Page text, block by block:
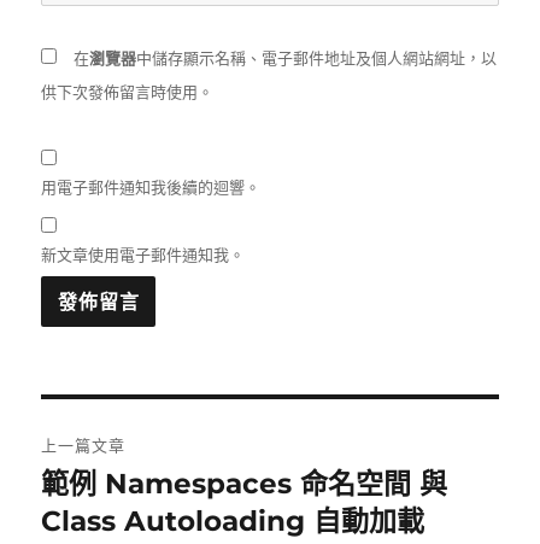
在瀏覽器中儲存顯示名稱、電子郵件地址及個人網站網址，以
供下次發佈留言時使用。
用電子郵件通知我後續的迴響。
新文章使用電子郵件通知我。
章
導
上一篇文章
上
一
範例 Namespaces 命名空間 與
Class Autoloading 自動加載